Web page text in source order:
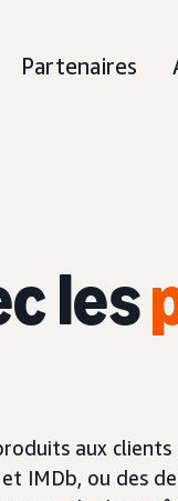
Partenaires
les
aux
IMDb, ou des